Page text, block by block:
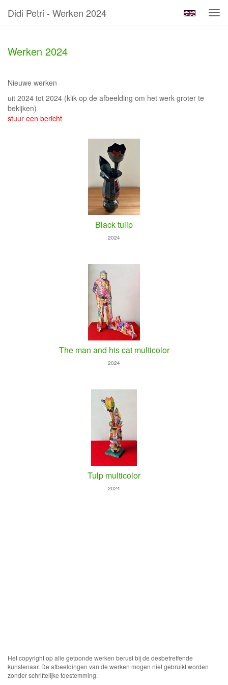
Didi Petri - Werken 2024
Werken 2024
Nieuwe werken
uit 2024 tot 2024 (klik op de afbeelding om het werk groter te
bekijken)
stuur een bericht
Black tulip
2024
The man and his cat multicolor
2024
Tulp multicolor
2024
Het copyright op alle getoonde werken berust bij de desbetreffende
kunstenaar. De afbeeldingen van de werken mogen niet gebruikt worden
zonder schriftelijke toestemming.